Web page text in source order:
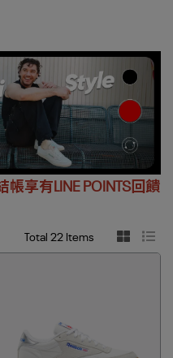
享有LINE POINTS回饋
Total 22 Items